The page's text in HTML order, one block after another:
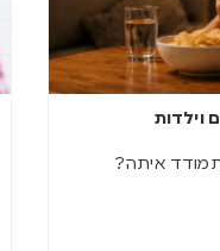
וילדות
איתה?